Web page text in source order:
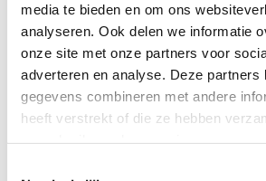
media te bieden en om ons
analyseren. Ook delen we informatie
onze site met onze partners voor
adverteren en analyse. Deze partners
gegevens combineren met andere
heeft verstrekt of die ze hebben
Geschreven voor